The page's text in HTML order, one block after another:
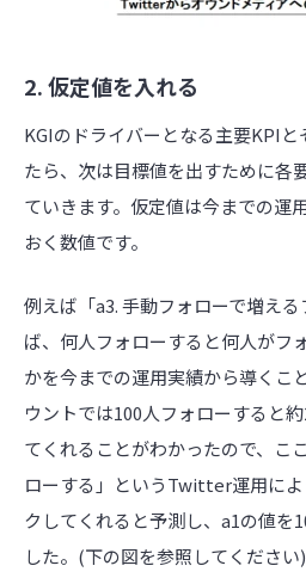
2. 仮定値を入れる
KGIのドライバーとなる主要KPI
たら、次は目標値を出すために各
ていきます。仮定値は今までの運
おく数値です。
例えば「a3. 手動フォローで増え
ば、何人フォローすると何人がフ
かを今までの運用実績から導くこ
ウントでは100人フォローすると
てくれることがわかったので、こ
ローする」というTwitter運用に
クしてくれると予測し、a1の値を
した。(下の図を参照してください)